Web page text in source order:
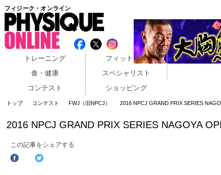
フィジーク・オンライン
トレーニング
フィットネス
食・健康
スペシャリスト
コンテスト
ショッピング
トップ コンテスト FWJ（旧NPCJ） 2016 NPCJ GRAND PRIX SERIES
2016 NPCJ GRAND PRIX SERIES NAGOYA
この記事をシェアする